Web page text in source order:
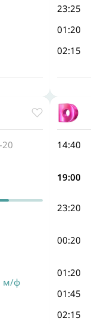
23:25
01:20
02:15
м/ф
14:40
19:00
23:20
00:20
01:20
01:45
02:15